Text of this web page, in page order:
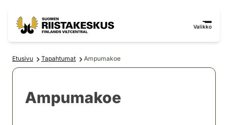
Valikko
Etusivu Tapahtumat Ampumakoe
Ampumakoe